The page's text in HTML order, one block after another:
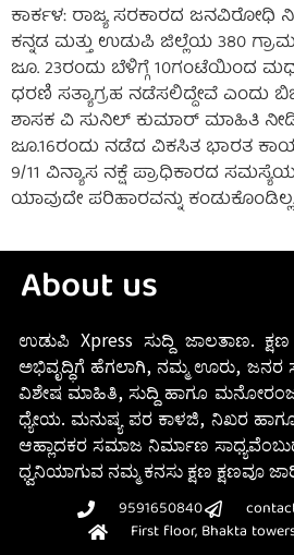
ಕಾರ್ಕಳ: ರಾಜ್ಯ ಸರಕಾರದ ಜನವಿರೋಧಿ
ಕನ್ನಡ ಮತ್ತು ಉಡುಪಿ ಜಿಲ್ಲೆಯ 380
ಜೂ. 23ರಂದು ಬೆಳಿಗ್ಗೆ 10ಗಂಟೆಯಿಂದ
ಧರಣಿ ಸತ್ಯಾಗ್ರಹ ನಡೆಸಲಿದ್ದೇವೆ ಎಂದು
ಶಾಸಕ ವಿ ಸುನಿಲ್ ಕುಮಾರ್ ಮಾಹಿತಿ
ಜೂ.16ರಂದು ನಡೆದ ವಿಕಸಿತ ಭಾರತ
9/11 ವಿನ್ಯಾಸ ನಕ್ಷೆ ಪ್ರಾಧಿಕಾರದ
ಯಾವುದೇ ಪರಿಹಾರವನ್ನು
About us
ಉಡುಪಿ Xpress ಸುದ್ದಿ ಜಾಲತಾಣ.
ಅಭಿವೃದ್ಧಿಗೆ ಹೆಗಲಾಗಿ, ನಮ್ಮ ಊರು, ಜನರ
ವಿಶೇಷ ಮಾಹಿತಿ, ಸುದ್ದಿ ಹಾಗೂ
ಧ್ಯೇಯ. ಮನುಷ್ಯ ಪರ ಕಾಳಜಿ, ನಿಖರ
ಆಹ್ಲಾದಕರ ಸಮಾಜ ನಿರ್ಮಾಣ
ಧ್ವನಿಯಾಗುವ ನಮ್ಮ ಕನಸು ಕ್ಷಣ ಕ್ಷಣವೂ
9591650840
First floor, Bhakta